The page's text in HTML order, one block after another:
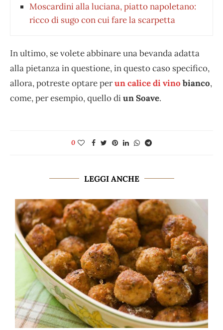
Moscardini alla luciana, piatto napoletano:
ricco di sugo con cui fare la scarpetta
In ultimo, se volete abbinare una bevanda adatta
alla pietanza in questione, in questo caso specifico,
allora, potreste optare perun calice di vino bianco,
come, per esempio, quello diun Soave.
0
LEGGI ANCHE